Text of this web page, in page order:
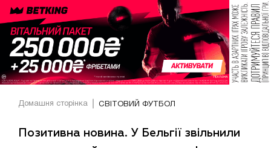
Домашня сторінка СВІТОВИЙ ФУТБОЛ
Позитивна новина. У Бельгії звільнили